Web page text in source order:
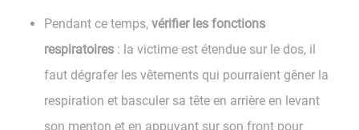
Pendant ce temps, vérifier les fonctions
respiratoires : la victime est étendue sur le dos, il
faut dégrafer les vêtements qui pourraient gêner la
respiration et basculer sa tête en arrière en levant
son menton et en appuyant sur son front pour